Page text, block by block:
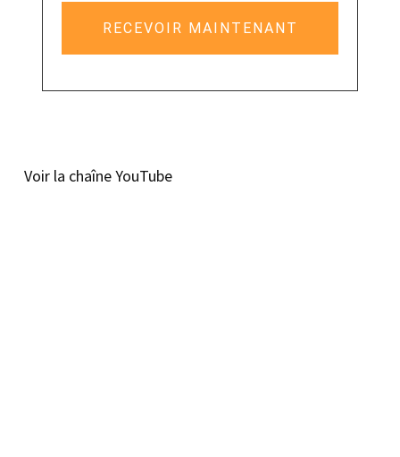
RECEVOIR MAINTENANT
Voir la chaîne YouTube